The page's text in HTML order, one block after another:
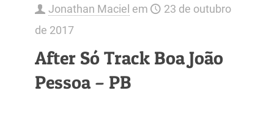
Jonathan Maciel em
23 de outubro
de 2017
After Só Track Boa João
Pessoa – PB